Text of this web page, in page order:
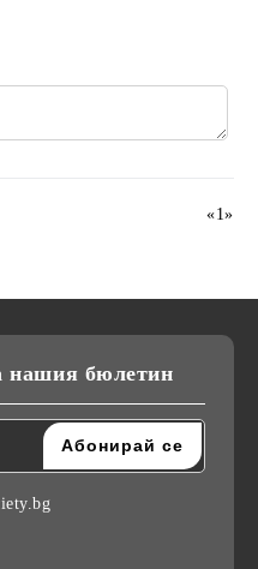
«1»
нашия бюлетин